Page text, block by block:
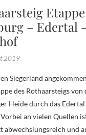
– Edertal
2019
Siegerland
des Rothaarsteigs von
Heide durch das Edertal
an vielen Quellen
abwechslungsreich und